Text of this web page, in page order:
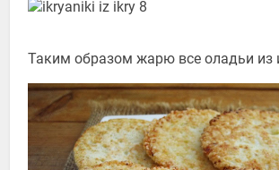
Таким образом жарю все оладьи из